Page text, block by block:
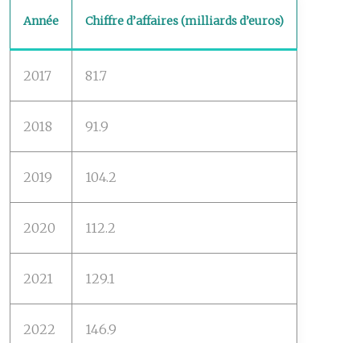
Année Chiffre d’affaires (milliards d’euros)
2017 81.7
2018 91.9
2019 104.2
2020 112.2
2021 129.1
2022 146.9